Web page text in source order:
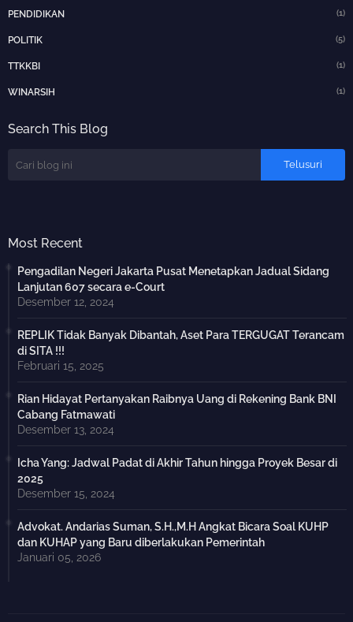
PENDIDIKAN (1)
POLITIK (5)
TTKKBI (1)
WINARSIH (1)
Search This Blog
Most Recent
Pengadilan Negeri Jakarta Pusat Menetapkan Jadual Sidang
Lanjutan 607 secara e-Court
Desember 12, 2024
REPLIK Tidak Banyak Dibantah, Aset Para TERGUGAT Terancam
di SITA !!!
Februari 15, 2025
Rian Hidayat Pertanyakan Raibnya Uang di Rekening Bank BNI
Cabang Fatmawati
Desember 13, 2024
Icha Yang: Jadwal Padat di Akhir Tahun hingga Proyek Besar di
2025
Desember 15, 2024
Advokat. Andarias Suman, S.H.,M.H Angkat Bicara Soal KUHP
dan KUHAP yang Baru diberlakukan Pemerintah
Januari 05, 2026